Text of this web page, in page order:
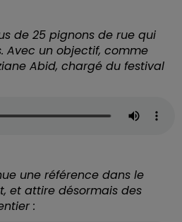
de 25 pignons de rue qui
Avec un objectif, comme
Abid, chargé du festival
une référence dans le
et attire désormais des
: